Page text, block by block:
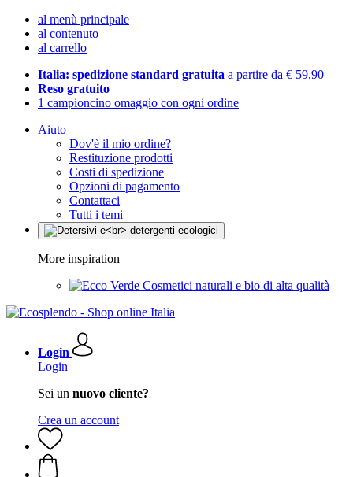
al menù principale
al contenuto
al carrello
Italia: spedizione standard gratuita a partire da € 59,90
Reso gratuito
1 campioncino omaggio con ogni ordine
Aiuto
Dov'è il mio ordine?
Restituzione prodotti
Costi di spedizione
Opzioni di pagamento
Contattaci
Tutti i temi
More inspiration
Cosmetici naturali e bio di alta qualità
Login
Login
Sei un nuovo cliente?
Crea un account